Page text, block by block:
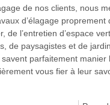
de nos clients, nous
d’élagage
de l’entretien d’espace
de paysagistes et de
parfaitement
vous fier à leur